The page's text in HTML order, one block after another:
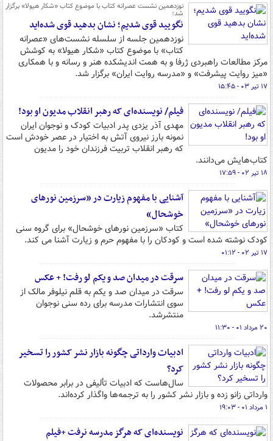
نوزدهمین نشست عصرانه کتاب با موضوع کتاب «شکار هیولا» برگزار
شد؛
نگویید قوی شدیم؛ نشان بدهید قوی شده‌اید
نوزدهمین جلسه از سلسله نشست‌های «عصرانه
کتاب» با موضوع کتاب «شکار هیولا» به کوشش
مرکز مطالعات راهبردی ژرفا و به همت اندیشکده هنر و رسانه و با همکاری
«میز روایت پیشرفت» و «مدرسه روایت ایران» برگزار شد.
۱۷ تیر ۰۳ - ۱۵:۴۵
فیلم/ نویسنده‌ای که رهبر انقلاب مدیون او بود!
مهدی آذر یزدی پدر ادبیات کودک و نوجوان ایران
نمونه بارز نیروی آتش به اختیار در عصر خودش است
که رهبر انقلاب تربیت فرزندان خود را مدیون
کتاب‌هایش می‌دانند.
۱۸ تیر ۰۲ - ۱۷:۵۹
آشنایی با مفهوم زیارت در «سرزمین نورهای
خوشحال»
کتاب «سرزمین نورهای خوشحال» برای گروه سنی
کودک نوشته شده است و کودکان را با مفهوم حرم و زیارت آشنا می کند.
۱۷ تیر ۰۲ - ۰۱:۱۲
سرقت در میدان صد و یکم لو رفت! + عکس
سرقت در میدان صد و یکم به قلم نیلوفر مالک از
سوی انتشارات مدرسه برای رده سنی نوجوان
منتشرشد.
۲۰ مرداد ۰۱ - ۱۱:۳۰
ادبیات وارداتی چگونه بازار نشر کشور را تسخیر
کرد؟
سال‌هاست که ادبیات تألیفی در برابر محصولات
وارداتی زانو زده و بازار نشر کشور را به ترجمه‌ها واگذار کرده‌اند.
۱ مرداد ۰۱ - ۱۹:۰۳
نویسنده‌ای که هرگز مدرسه نرفت +فیلم